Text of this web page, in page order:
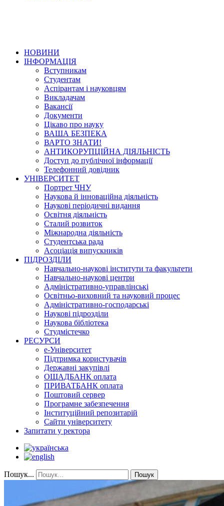
НОВИНИ
ІНФОРМАЦІЯ
Вступникам
Студентам
Аспірантам і науковцям
Викладачам
Вакансії
Документи
Цікаво про науку
ВАША БЕЗПЕКА
ВАРТО ЗНАТИ!
АНТИКОРУПЦІЙНА ДІЯЛЬНІСТЬ
Доступ до публічної інформації
Телефонний довідник
УНІВЕРСИТЕТ
Портрет ЧНУ
Наукова й інноваційна діяльність
Наукові періодичні видання
Освітня діяльність
Сталий розвиток
Міжнародна діяльність
Студентська рада
Асоціація випускників
ПІДРОЗДІЛИ
Навчально-наукові інститути та факультети
Навчально-наукові центри
Адміністративно-управлінські
Освітньо-виховний та науковий процес
Адміністративно-господарські
Наукові підрозділи
Наукова бібліотека
Студмістечко
РЕСУРСИ
е-Університет
Підтримка користувачів
Державні закупівлі
ОЩАДБАНК оплата
ПРИВАТБАНК оплата
Поштовий сервер
Програмне забезпечення
Інституційний репозитарій
Сайти університету
Запитати у ректора
Пошук... Пошук